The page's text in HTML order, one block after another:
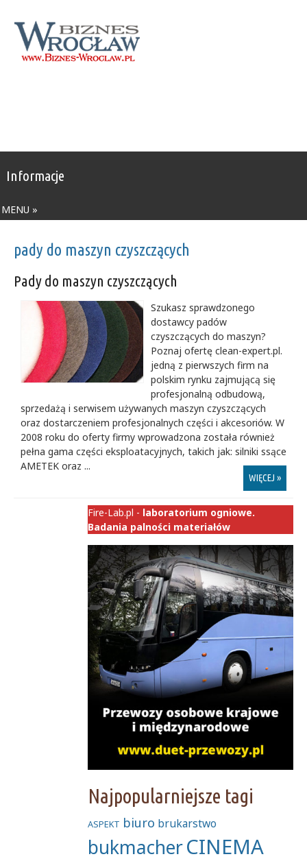
Informacje
MENU »
pady do maszyn czyszczących
Pady do maszyn czyszczących
Szukasz sprawdzonego
dostawcy padów
czyszczących do maszyn?
Poznaj ofertę clean-expert.pl.
jedną z pierwszych firm na
polskim rynku zajmującą się
profesjonalną odbudową,
sprzedażą i serwisem używanych maszyn czyszczących
oraz dostarczeniem profesjonalnych części i akcesoriów. W
2008 roku do oferty firmy wprowadzona została również
pełna gama części eksploatacyjnych, takich jak: silniki ssące
AMETEK oraz ...
WIĘCEJ »
Fire-Lab.pl - laboratorium ogniowe.
Badania palności materiałów
Najpopularniejsze tagi
ASPEKT biuro brukarstwo
bukmacherCINEMA